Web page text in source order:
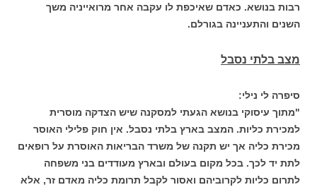
רבות בנושא. כאדם שאיכפת לו עקבה אחר מרואייניה משך
השנים והתעניינה בגורלם.
מצב בלתי נסבל
סיפרה לי נילי:
"מתוך עיסוקי בנושא הגעתי למסקנה שיש הצדקה מוסרית
למכירת כליות. המצב בארץ בלתי נסבל. אין חוק פלילי האוסר
מכירת כליה אך יש תקנה של משרד הבריאות האוסרת על רופאים
לתת יד לכך. בכל מקום בעולם ובארץ מעודדים בני משפחה
לתרום כליות לקרוביהם ואסור לקבל תרומת כליה מאדם זר, אלא